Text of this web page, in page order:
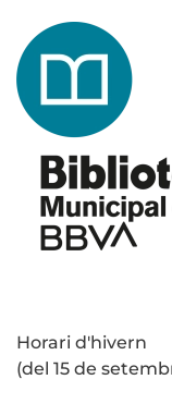
Horari d'hivern
(del 15 de